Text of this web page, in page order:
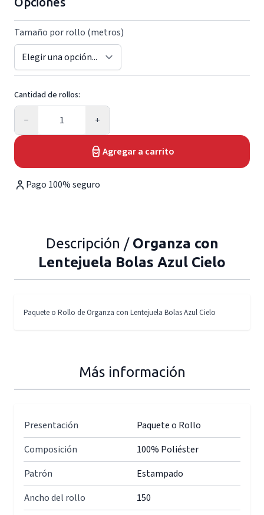
Tamaño por rollo (metros)
Cantidad de rollos:
−
Cantidad
+
Agregar a carrito
Pago 100% seguro
Descripción / Organza con
Lentejuela Bolas Azul Cielo
Paquete o Rollo de Organza con Lentejuela Bolas Azul Cielo
Más información
Presentación
Paquete o Rollo
Composición
100% Poliéster
Patrón
Estampado
Ancho del rollo
150